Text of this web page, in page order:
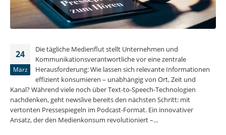
24
März
Die tägliche Medienflut stellt Unternehmen und
Kommunikationsverantwortliche vor eine zentrale
Herausforderung: Wie lassen sich relevante Informationen
effizient konsumieren – unabhängig von Ort, Zeit und
Kanal? Während viele noch über Text-to-Speech-Technologien
nachdenken, geht newslive bereits den nächsten Schritt: mit
vertonten Pressespiegeln im Podcast-Format. Ein innovativer
Ansatz, der den Medienkonsum revolutioniert –...